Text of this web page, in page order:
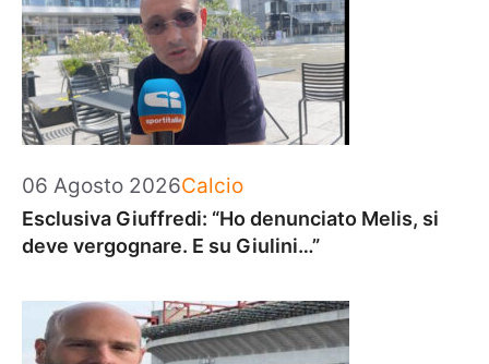
06 Agosto 2026Categorie
Calcio
Esclusiva Giuffredi: “Ho denunciato Melis, si
deve vergognare. E su Giulini…”